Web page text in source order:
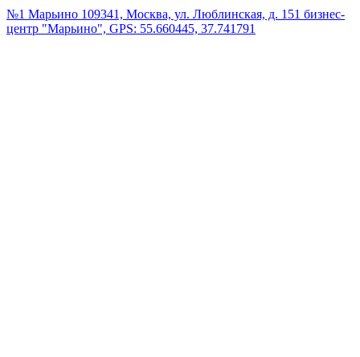
№1 Марьино 109341, Москва, ул. Люблинская, д. 151 бизнес-
центр "Марьино", GPS: 55.660445, 37.741791